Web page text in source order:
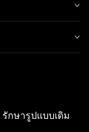
กษารูปแบบเดิม